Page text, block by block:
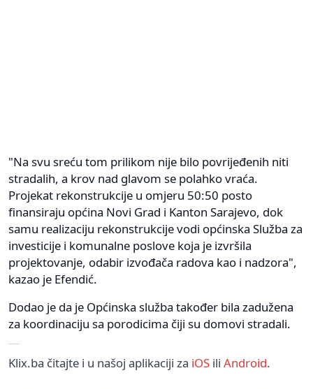
"Na svu sreću tom prilikom nije bilo povrijeđenih niti
stradalih, a krov nad glavom se polahko vraća.
Projekat rekonstrukcije u omjeru 50:50 posto
finansiraju općina Novi Grad i Kanton Sarajevo, dok
samu realizaciju rekonstrukcije vodi općinska Služba za
investicije i komunalne poslove koja je izvršila
projektovanje, odabir izvođača radova kao i nadzora",
kazao je Efendić.
Dodao je da je Općinska služba također bila zadužena
za koordinaciju sa porodicima čiji su domovi stradali.
Klix.ba čitajte i u našoj aplikaciji za iOS ili Android.